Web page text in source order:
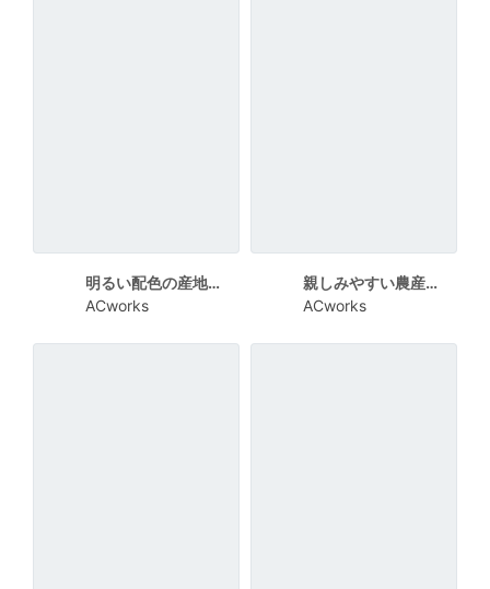
明るい配色の産地直送セット案内チラシ
ACworks
親しみやすい農産物直売会チラシ
ACworks